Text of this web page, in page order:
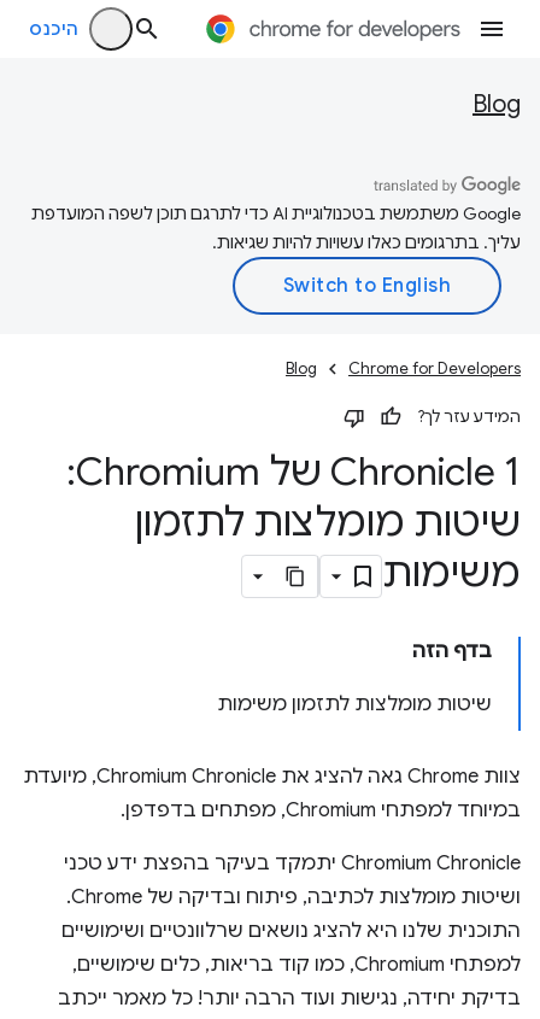
היכנס
Blog
‫Google משתמשת בטכנולוגיית AI כדי לתרגם תוכן לשפה המועדפת
עליך. בתרגומים כאלו עשויות להיות שגיאות.
Chrome for Developers
Blog
המידע עזר לך?
Chronicle 1 של Chromium:
שיטות מומלצות לתזמון
משימות
בדף הזה
שיטות מומלצות לתזמון משימות
צוות Chrome גאה להציג את Chromium Chronicle, מיועדת
במיוחד למפתחי Chromium, מפתחים בדפדפן.
Chromium Chronicle יתמקד בעיקר בהפצת ידע טכני
ושיטות מומלצות לכתיבה, פיתוח ובדיקה של Chrome.
התוכנית שלנו היא להציג נושאים שרלוונטיים ושימושיים
למפתחי Chromium, כמו קוד בריאות, כלים שימושיים,
בדיקת יחידה, נגישות ועוד הרבה יותר! כל מאמר ייכתב